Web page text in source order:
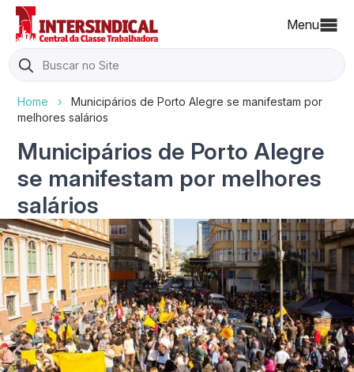
Menu
Search
for:
Home ›
Municipários de Porto Alegre se manifestam por
melhores salários
Municipários de Porto Alegre
se manifestam por melhores
salários